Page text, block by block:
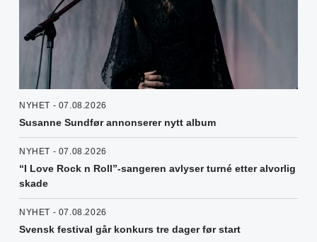
NYHET - 07.08.2026
Susanne Sundfør annonserer nytt album
NYHET - 07.08.2026
“I Love Rock n Roll”-sangeren avlyser turné etter alvorlig
skade
NYHET - 07.08.2026
Svensk festival går konkurs tre dager før start